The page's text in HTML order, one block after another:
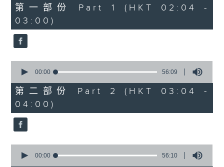
56
minutes,
0
seconds
第一部份 Part 1 (HKT 02:04 -
03:00)
seconds
56
minutes,
9
seconds
00:00 56:09
第二部份 Part 2 (HKT 03:04 -
04:00)
seconds
00:00 56:10